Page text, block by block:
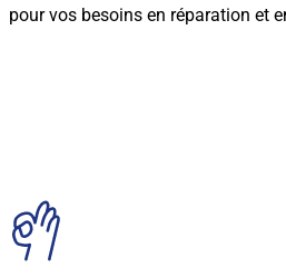
pour vos besoins en réparation et